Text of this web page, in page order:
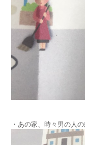
・あの家、時々男の人